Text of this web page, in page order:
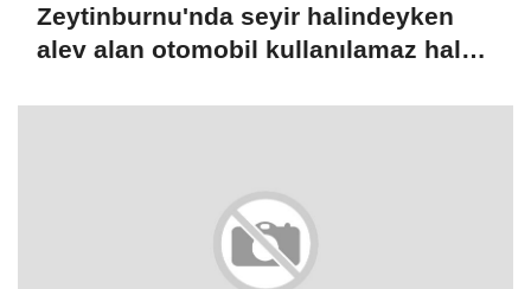
Zeytinburnu'nda seyir halindeyken
alev alan otomobil kullanılamaz hale